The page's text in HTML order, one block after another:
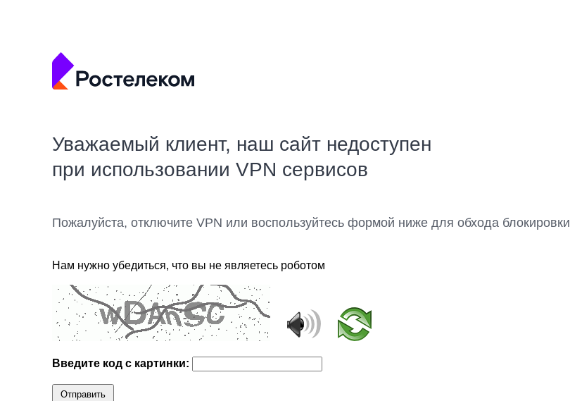
Уважаемый клиент, наш сайт недоступен
при использовании VPN сервисов
Пожалуйста, отключите VPN или воспользуйтесь формой ниже для обхода блокировки
Нам нужно убедиться, что вы не являетесь роботом
Введите код с картинки:
Отправить